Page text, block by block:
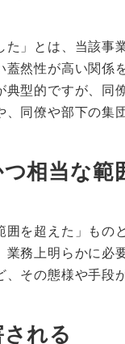
た」とは、当該
然性が高い関係
典型的ですが、同
同僚や部下の集
相当な範
囲を超えた」も
業務上明らかに
その態様や手段
れる